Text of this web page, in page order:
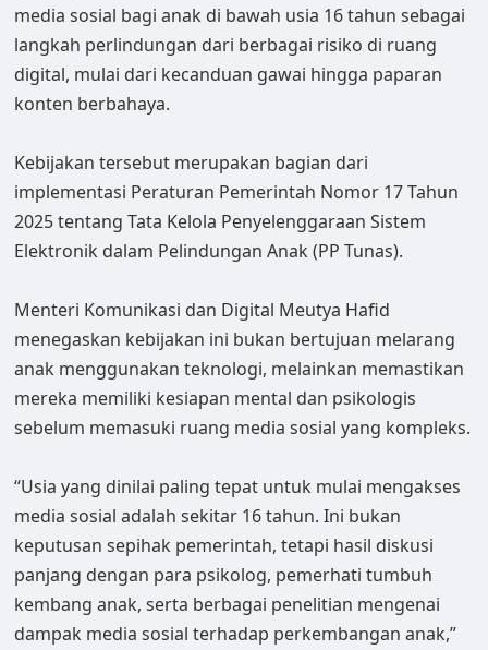
media sosial bagi anak di bawah usia 16 tahun sebagai
langkah perlindungan dari berbagai risiko di ruang
digital, mulai dari kecanduan gawai hingga paparan
konten berbahaya.
Kebijakan tersebut merupakan bagian dari
implementasi Peraturan Pemerintah Nomor 17 Tahun
2025 tentang Tata Kelola Penyelenggaraan Sistem
Elektronik dalam Pelindungan Anak (PP Tunas).
Menteri Komunikasi dan Digital Meutya Hafid
menegaskan kebijakan ini bukan bertujuan melarang
anak menggunakan teknologi, melainkan memastikan
mereka memiliki kesiapan mental dan psikologis
sebelum memasuki ruang media sosial yang kompleks.
“Usia yang dinilai paling tepat untuk mulai mengakses
media sosial adalah sekitar 16 tahun. Ini bukan
keputusan sepihak pemerintah, tetapi hasil diskusi
panjang dengan para psikolog, pemerhati tumbuh
kembang anak, serta berbagai penelitian mengenai
dampak media sosial terhadap perkembangan anak,”